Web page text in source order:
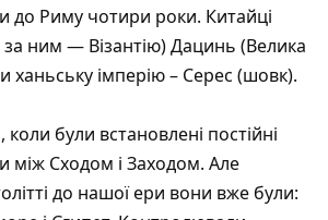
до Риму чотири роки. Китайці
ним — Візантію) Дацинь (Велика
ханьську імперію – Серес (шовк).
коли були встановлені постійні
між Сходом і Заходом. Але
до нашої ери вони вже були: